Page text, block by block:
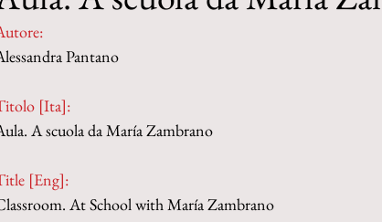
Pantano
[Ita]:
A scuola da María Zambrano
[Eng]:
At School with María Zambrano